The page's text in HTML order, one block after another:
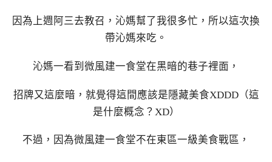
因為上週阿三去教召，沁媽幫了我很多忙，所以這次換
帶沁媽來吃。
沁媽一看到微風建一食堂在黑暗的巷子裡面，
招牌又這麼暗，就覺得這間應該是隱藏美食XDDD（這
是什麼概念？XD）
不過，因為微風建一食堂不在東區一級美食戰區，